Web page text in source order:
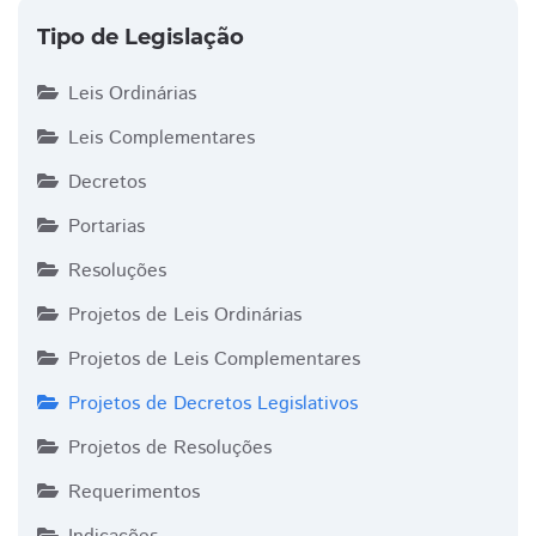
Tipo de Legislação
Leis Ordinárias
Leis Complementares
Decretos
Portarias
Resoluções
Projetos de Leis Ordinárias
Projetos de Leis Complementares
Projetos de Decretos Legislativos
Projetos de Resoluções
Requerimentos